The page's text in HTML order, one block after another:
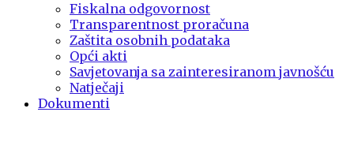
Fiskalna odgovornost
Transparentnost proračuna
Zaštita osobnih podataka
Opći akti
Savjetovanja sa zainteresiranom javnošću
Natječaji
Dokumenti